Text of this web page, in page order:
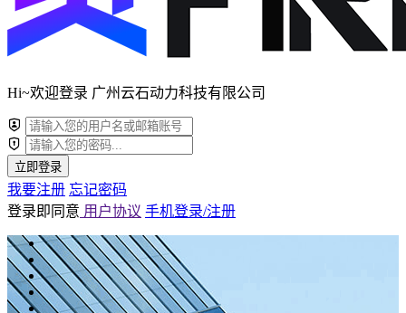
Hi~欢迎登录 广州云石动力科技有限公司
立即登录
我要注册 忘记密码
登录即同意 用户协议 手机登录/注册